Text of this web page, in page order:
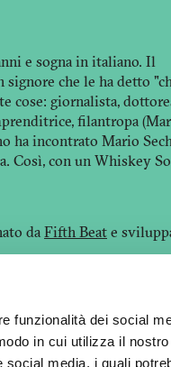
funzionalità dei social
in cui utilizza il
media, i quali
e sogna in italiano. Il
che le ha detto
cose: giornalista,
filantropa
ha incontrato Mario
Così, con un Whiskey
daFifth Beate